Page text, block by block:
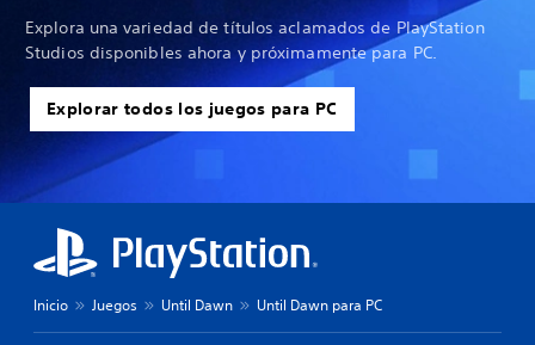
Explora una variedad de títulos aclamados de PlayStation
Studios disponibles ahora y próximamente para PC.
Explorar todos los juegos para PC
Inicio Juegos Until Dawn Until Dawn para PC